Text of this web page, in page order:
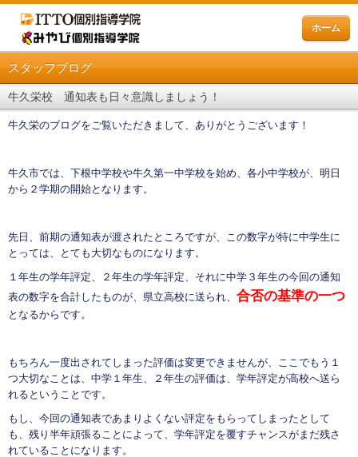
ホーム
スタッフブログ
牛久栄校 通知表も日々意識しましょう！
牛久栄のブログをご覧いただきまして、ありがとうございます！
牛久市では、下根中学校や牛久第一中学校を始め、各小中学校が、明日
から２学期の開始となります。
先日、前期の通知表が渡されたところですが、この数字が特に中学生に
とっては、とても大切なものになります。
１年生の学年評定、２年生の学年評定、それに中学３年生の今回の通知
表の数字を合計したものが、県立高校に送られ、 合否の基準の一つ
となるからです。
もちろん一度出されてしまった評価は変更できませんが、ここでもう１
つ大切なことは、中学１年生、２年生の評価は、学年評定が高校へ送ら
れるということです。
もし、今回の通知表であまりよくない評定をもらってしまったとして
も、残り半年頑張ることによって、学年評定を覆すチャンスがまだ残さ
れていることになります。